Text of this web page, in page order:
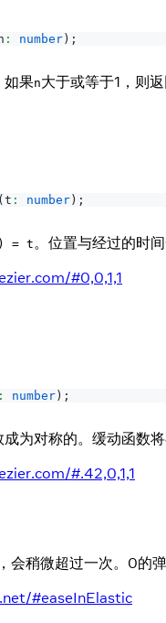
: number) ;
如果n大于或等于1，则返
( t : number ) ;
= t。位置与经过的时间
#0,0,1,1
: number ) ;
为对称的。缓动函数
#.42,0,1,1
会稍微超过一次。0的
#easeInElastic